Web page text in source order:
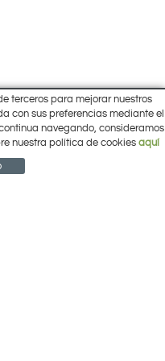
Cantalgallo Calle A Naves 10-12
ARACENA (Huelva)
959 12 63 64
CESTA
terceros para mejorar nuestros
con sus preferencias mediante el
navegando, consideramos
nuestra política de cookies aquí